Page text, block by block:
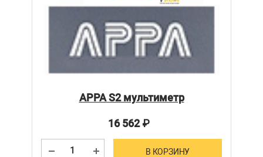
APPA S2 мультиметр
16 562₽
В КОРЗИНУ